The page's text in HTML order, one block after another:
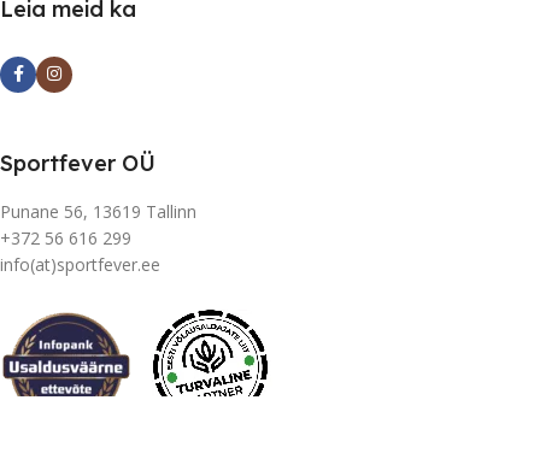
Leia meid ka
Sportfever OÜ
Punane 56, 13619 Tallinn
+372 56 616 299
info(at)sportfever.ee